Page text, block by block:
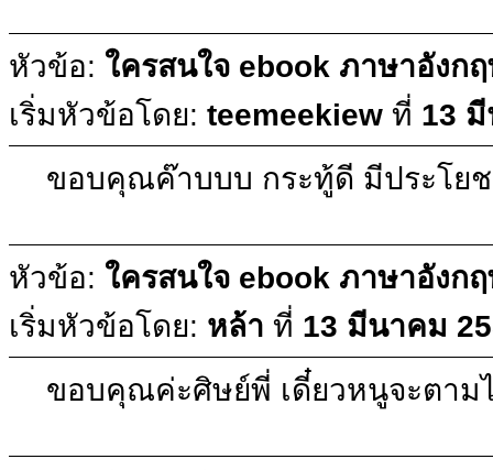
หัวข้อ: ใครสนใจ ebook ภาษาอังก
เริ่มหัวข้อโดย: teemeekiew ที่ 13
ขอบคุณค๊าบบบ กระทู้ดี มีประโย
หัวข้อ: ใครสนใจ ebook ภาษาอังก
เริ่มหัวข้อโดย: หล้า ที่ 13 มีนาคม
ขอบคุณค่ะศิษย์พี่ เดี๋ยวหนูจะตาม